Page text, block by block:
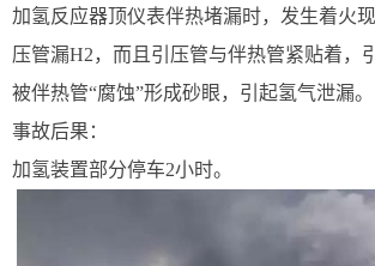
加氢反应器顶仪表伴热堵漏时，发生着火
压管漏H2，而且引压管与伴热管紧贴着，
被伴热管“腐蚀”形成砂眼，引起氢气泄漏。
事故后果：
加氢装置部分停车2小时。